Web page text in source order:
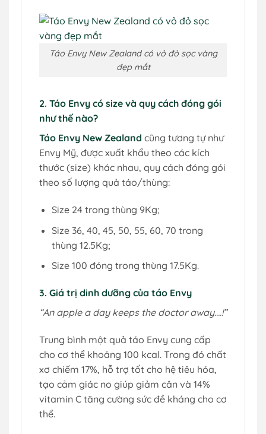
Táo Envy New Zealand có vỏ đỏ sọc vàng
đẹp mắt
2. Táo Envy có size và quy cách đóng gói
như thế nào?
Táo Envy New Zealand cũng tương tự như
Envy Mỹ, được xuất khẩu theo các kích
thước (size) khác nhau, quy cách đóng gói
theo số lượng quả táo/thùng:
Size 24 trong thùng 9Kg;
Size 36, 40, 45, 50, 55, 60, 70 trong
thùng 12.5Kg;
Size 100 đóng trong thùng 17.5Kg.
3. Giá trị dinh dưỡng của táo Envy
“An apple a day keeps the doctor away….!”
Trung bình một quả táo Envy cung cấp
cho cơ thể khoảng 100 kcal. Trong đó chất
xơ chiếm 17%, hỗ trợ tốt cho hệ tiêu hóa,
tạo cảm giác no giúp giảm cân và 14%
vitamin C tăng cường sức đề kháng cho cơ
thể.